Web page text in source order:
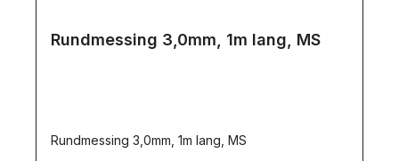
Rundmessing 3,0mm, 1m lang, MS
Rundmessing 3,0mm, 1m lang, MS